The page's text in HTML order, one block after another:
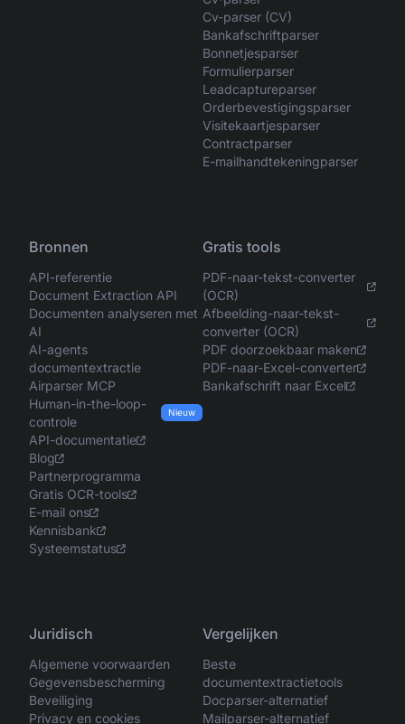
Cv-parser (CV)
Bankafschriftparser
Bonnetjesparser
Formulierparser
Leadcaptureparser
Orderbevestigingsparser
Visitekaartjesparser
Contractparser
E-mailhandtekeningparser
Bronnen
API-referentie
Document Extraction API
Documenten analyseren met
AI
AI-agents
documentextractie
Airparser MCP
Human-in-the-loop-
controle
Nieuw
API-documentatie
Blog
Partnerprogramma
Gratis OCR-tools
E-mail ons
Kennisbank
Systeemstatus
Gratis tools
PDF-naar-tekst-converter
(OCR)
Afbeelding-naar-tekst-
converter (OCR)
PDF doorzoekbaar maken
PDF-naar-Excel-converter
Bankafschrift naar Excel
Juridisch
Algemene voorwaarden
Gegevensbescherming
Beveiliging
Privacy en cookies
Vergelijken
Beste
documentextractietools
Docparser-alternatief
Mailparser-alternatief